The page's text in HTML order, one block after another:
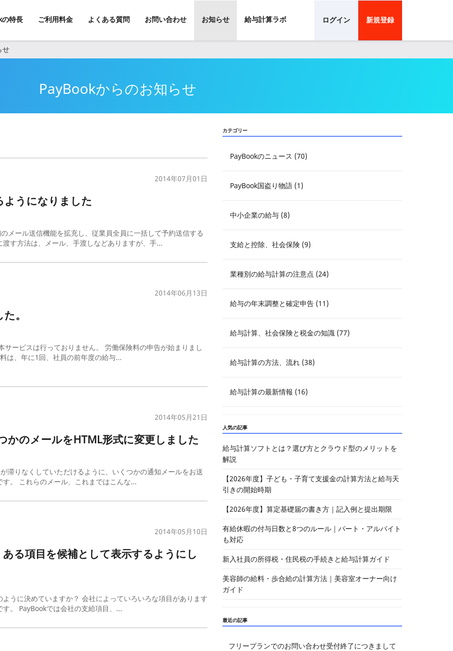
の特長 ご利用料金 よくある質問 お問い合わせ お知らせ 給与計算ラボ ログイン 新規登録
せ
PayBookからのお知らせ
2014年07月01日
ようになりました
メール送信機能を拡充し、従業員全員に一括して予約送信する
す方法は、メール、手渡しなどありますが、手...
2014年06月13日
。
ービスは行っておりません。 労働保険料の申告が始まりまし
は、年に1回、社員の前年度の給与...
2014年05月21日
のメールをHTML形式に変更しました
滞りなくしていただけるように、いくつかの通知メールをお送
。 これらのメール、これまではこんな...
2014年05月10日
る項目を候補として表示するようにし
うに決めていますか？ 会社によっていろいろな項目があります
。 PayBookでは会社の支給項目、...
カテゴリー
PayBookのニュース (70)
PayBook国盗り物語 (1)
中小企業の給与 (8)
支給と控除、社会保険 (9)
業種別の給与計算の注意点 (24)
給与の年末調整と確定申告 (11)
給与計算、社会保険と税金の知識 (77)
給与計算の方法、流れ (38)
給与計算の最新情報 (16)
人気の記事
給与計算ソフトとは？選び方とクラウド型のメリットを
解説
【2026年度】子ども・子育て支援金の計算方法と給与天
引きの開始時期
【2026年度】算定基礎届の書き方｜記入例と提出期限
有給休暇の付与日数と8つのルール｜パート・アルバイト
も対応
新入社員の所得税・住民税の手続きと給与計算ガイド
美容師の給料・歩合給の計算方法｜美容室オーナー向け
ガイド
最近の記事
フリープランでのお問い合わせ受付終了につきまして